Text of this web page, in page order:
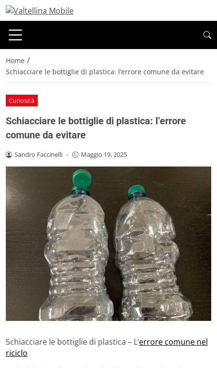
Home /
Schiacciare le bottiglie di plastica: l’errore comune da evitare
Curiosità
Schiacciare le bottiglie di plastica: l’errore
comune da evitare
Sandro Faccinelli - Maggio 19, 2025
Schiacciare le bottiglie di plastica – L’errore comune nel
riciclo